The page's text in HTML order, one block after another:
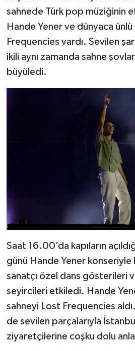
sahnede Türk pop müziğinin
Hande Yener ve dünyaca ünlü
Frequencies vardı. Sevilen
ikili aynı zamanda sahne
büyüledi.
Saat 16.00’da kapıların
günü Hande Yener konseriyle
sanatçı özel dans gösterileri
seyircileri etkiledi. Hande
sahneyi Lost Frequencies aldı.
de sevilen parçalarıyla
ziyaretçilerine coşku dolu